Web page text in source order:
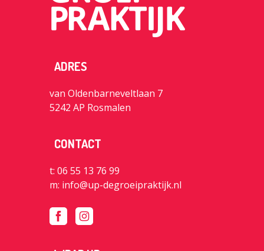
ADRES
van Oldenbarneveltlaan 7
5242 AP Rosmalen
CONTACT
t: 06 55 13 76 99
m: info@up-degroeipraktijk.nl